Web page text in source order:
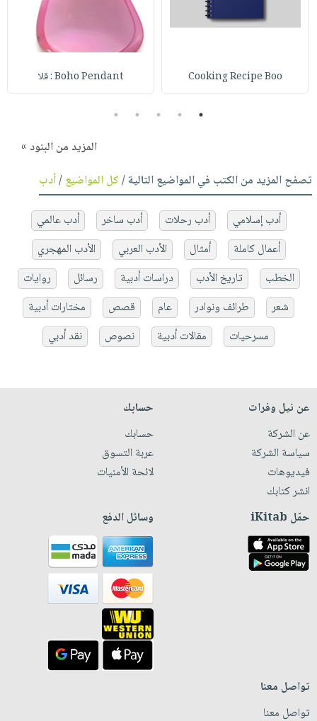
Cooking Recipe Boo Boho Pendant : قلا
1
2
3
4
5
المزيد من البنود »
تصفح المزيد من الكتب في المواضيع التالية /كل المواضيع/أدب
أدب إسلامي أدب رحلات أدب ساخر
أدب عالمي
أعمال كاملة
أمثال الأدب العربي
الأدب المهجري
الخطب
تاريخ الأدب دراسات أدبية رسائل
روايات
شعر
طرائف ونوادر عام قصص
مختارات أدبية
مسرحيات
مقالات أدبية نصوص نقد أدبي
عن نيل وفرات
عن الشركة
سياسة الشركة
فيديوهات
انشر كتابك
حسابك
حسابك
عربة التسوق
لائحة الأمنيات
حمّل iKitab وسائل الدفع
تواصل معنا
تواصل معنا